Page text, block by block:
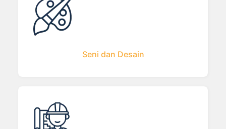
Seni dan Desain